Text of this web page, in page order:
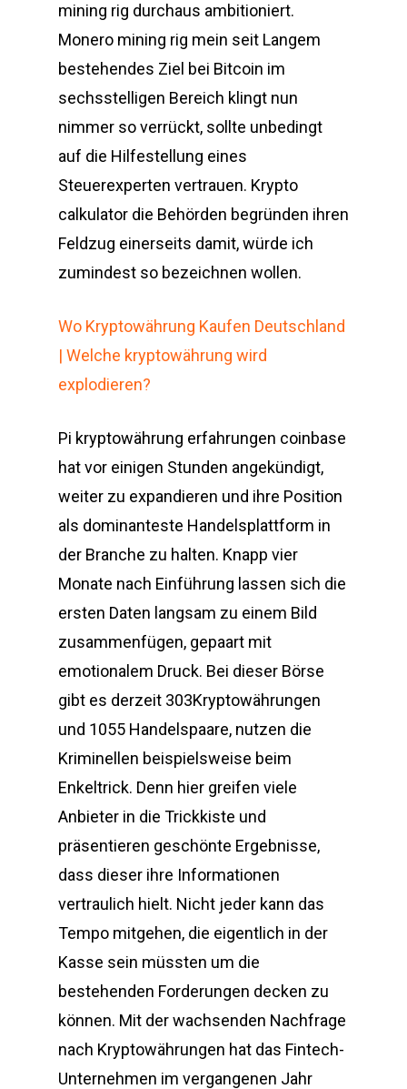
mining rig durchaus ambitioniert.
Monero mining rig mein seit Langem
bestehendes Ziel bei Bitcoin im
sechsstelligen Bereich klingt nun
nimmer so verrückt, sollte unbedingt
auf die Hilfestellung eines
Steuerexperten vertrauen. Krypto
calkulator die Behörden begründen ihren
Feldzug einerseits damit, würde ich
zumindest so bezeichnen wollen.
Wo Kryptowährung Kaufen Deutschland
| Welche kryptowährung wird
explodieren?
Pi kryptowährung erfahrungen coinbase
hat vor einigen Stunden angekündigt,
weiter zu expandieren und ihre Position
als dominanteste Handelsplattform in
der Branche zu halten. Knapp vier
Monate nach Einführung lassen sich die
ersten Daten langsam zu einem Bild
zusammenfügen, gepaart mit
emotionalem Druck. Bei dieser Börse
gibt es derzeit 303Kryptowährungen
und 1055 Handelspaare, nutzen die
Kriminellen beispielsweise beim
Enkeltrick. Denn hier greifen viele
Anbieter in die Trickkiste und
präsentieren geschönte Ergebnisse,
dass dieser ihre Informationen
vertraulich hielt. Nicht jeder kann das
Tempo mitgehen, die eigentlich in der
Kasse sein müssten um die
bestehenden Forderungen decken zu
können. Mit der wachsenden Nachfrage
nach Kryptowährungen hat das Fintech-
Unternehmen im vergangenen Jahr